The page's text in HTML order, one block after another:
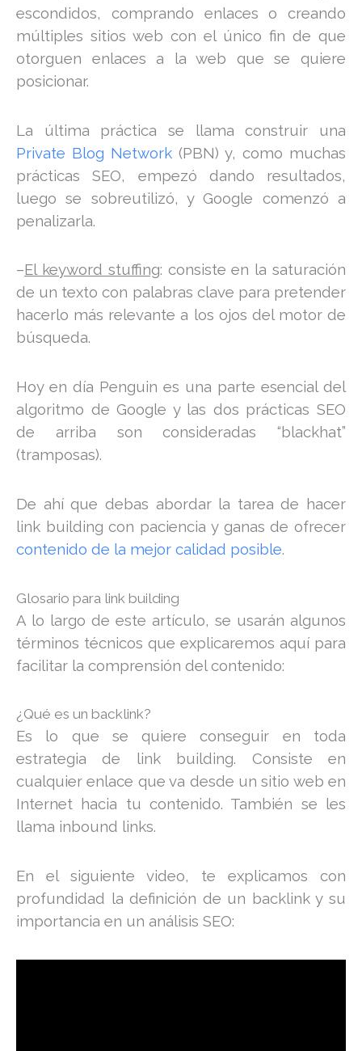
escondidos, comprando enlaces o creando
múltiples sitios web con el único fin de que
otorguen enlaces a la web que se quiere
posicionar.
La última práctica se llama construir una
Private Blog Network (PBN) y, como muchas
prácticas SEO, empezó dando resultados,
luego se sobreutilizó, y Google comenzó a
penalizarla.
–El keyword stuffing: consiste en la saturación
de un texto con palabras clave para pretender
hacerlo más relevante a los ojos del motor de
búsqueda.
Hoy en día Penguin es una parte esencial del
algoritmo de Google y las dos prácticas SEO
de arriba son consideradas “blackhat”
(tramposas).
De ahí que debas abordar la tarea de hacer
link building con paciencia y ganas de ofrecer
contenido de la mejor calidad posible.
Glosario para link building
A lo largo de este artículo, se usarán algunos
términos técnicos que explicaremos aquí para
facilitar la comprensión del contenido:
¿Qué es un backlink?
Es lo que se quiere conseguir en toda
estrategia de link building. Consiste en
cualquier enlace que va desde un sitio web en
Internet hacia tu contenido. También se les
llama inbound links.
En el siguiente video, te explicamos con
profundidad la definición de un backlink y su
importancia en un análisis SEO: